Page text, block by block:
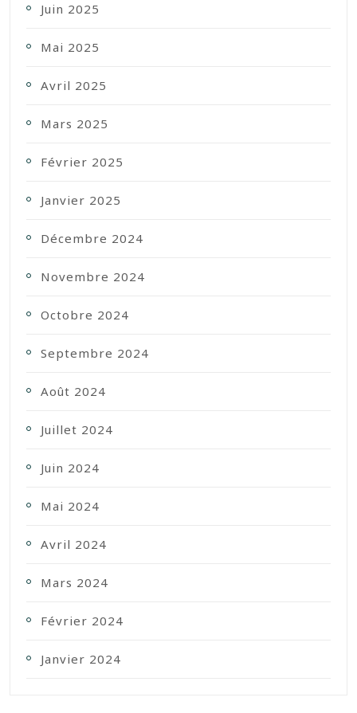
Juin 2025
Mai 2025
Avril 2025
Mars 2025
Février 2025
Janvier 2025
Décembre 2024
Novembre 2024
Octobre 2024
Septembre 2024
Août 2024
Juillet 2024
Juin 2024
Mai 2024
Avril 2024
Mars 2024
Février 2024
Janvier 2024